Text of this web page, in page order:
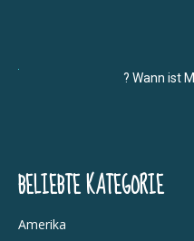
? Wann ist
BELIEBTE KATEGORIE
Amerika